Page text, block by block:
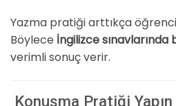
Yazma pratiği arttıkça
Böylece İngilizce
verimli sonuç verir.
Konuşma Pratiği Yapın